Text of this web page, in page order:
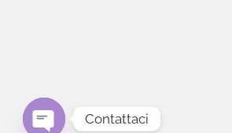
Contattaci